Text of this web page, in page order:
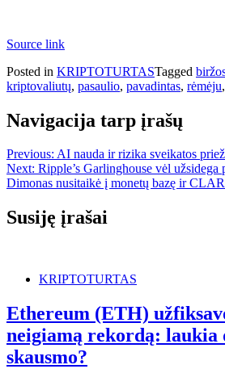
Source link
Posted in KRIPTOTURTASTagged
kriptovaliutų, pasaulio, pavadintas, rėmėju,
Navigacija tarp įrašų
Previous: AI nauda ir rizika sveikatos
Next: Ripple’s Garlinghouse vėl užsidega
Dimonas nusitaikė į monetų bazę ir
Susiję įrašai
KRIPTOTURTAS
Ethereum (ETH)
neigiamą rekordą: laukia
skausmo?